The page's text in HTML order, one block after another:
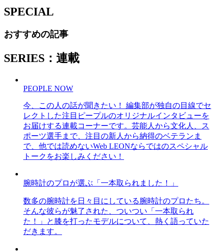
SPECIAL
おすすめの記事
SERIES：連載
PEOPLE NOW
今、この人の話が聞きたい！ 編集部が独自の目線でセ
レクトした注目ピープルのオリジナルインタビューを
お届けする連載コーナーです。芸能人から文化人、ス
ポーツ選手まで、注目の新人から納得のベテランま
で、他では読めないWeb LEONならではのスペシャル
トークをお楽しみください！
腕時計のプロが選ぶ「一本取られました！」
数多の腕時計を日々目にしている腕時計のプロたち。
そんな彼らが魅了された、ついつい「一本取られ
た！」と膝を打ったモデルについて、熱く語っていた
だきます。